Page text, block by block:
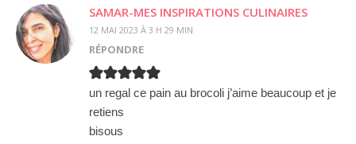
SAMAR-MES INSPIRATIONS CULINAIRES
12 MAI 2023 À 3 H 29 MIN
RÉPONDRE
un regal ce pain au brocoli j’aime beaucoup et je
retiens
bisous